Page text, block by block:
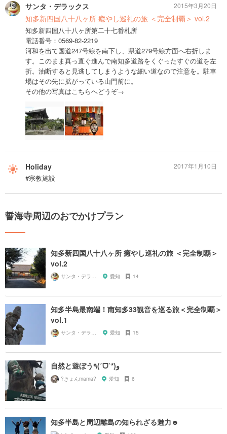
サンタ・デラックス
知多新四国八十八ヶ所 癒やし巡礼の旅 ＜完全制覇＞ vol.2
知多新四国八十八ヶ所第二十七番札所
電話番号：0569-82-2219
河和を出て国道247号線を南下し、県道279号線方面へ右折しま
す。このまま真っ直ぐ進んで南知多道路をくぐったすぐの道を左
折。油断すると見逃してしまうような細い道なので注意を。駐車
場はその先に拡がっている山門前に。
その他の写真はこちらへどうぞ→
2015年3月20日
Holiday
#宗教施設
2017年1月10日
誓海寺周辺のおでかけプラン
知多新四国八十八ヶ所 癒やし巡礼の旅 ＜完全制覇＞
vol.2
サンタ・デラックス 愛知 14
知多半島最南端！南知多33観音を巡る旅＜完全制覇＞
vol.1
サンタ・デラックス 愛知 15
自然と遊ぼう٩(ˊᗜˋ*)و
?きょんmama? 愛知 6
知多半島と周辺離島の知られざる魅力☻